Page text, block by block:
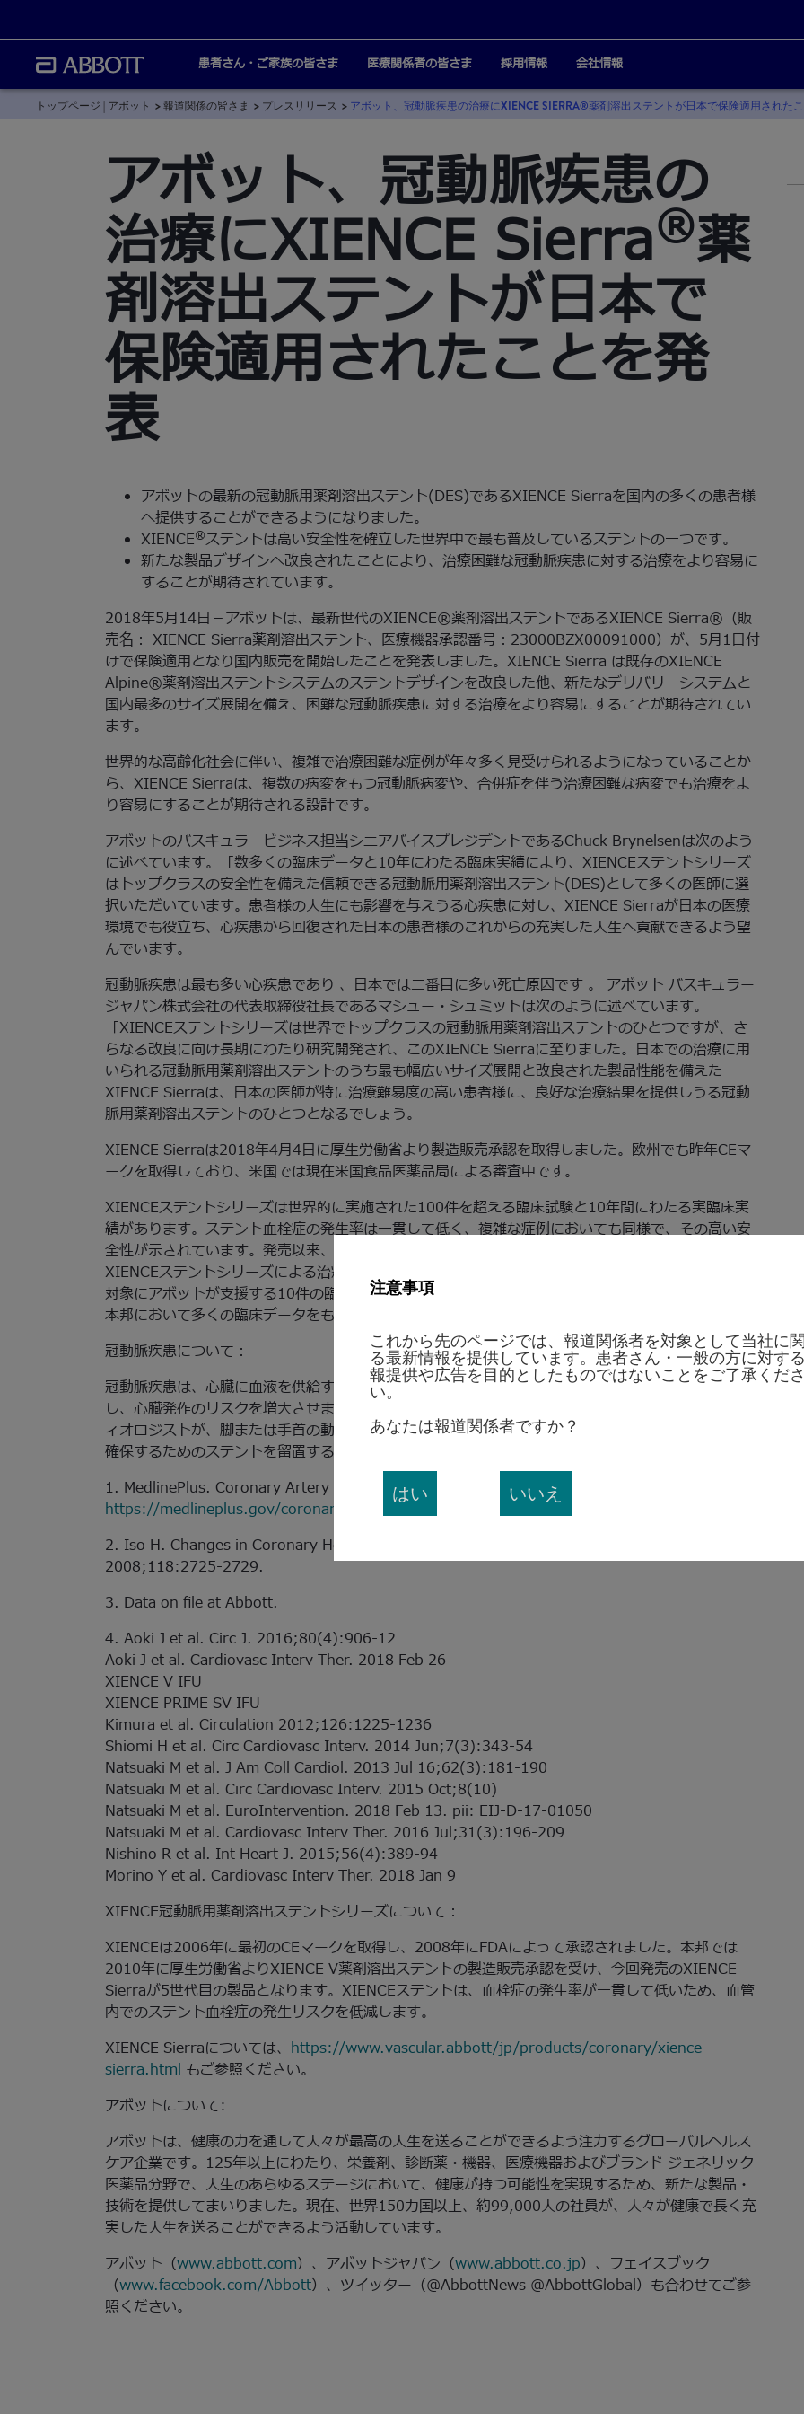
患者さん・ご家族の皆さま 医療関係者の皆さま 採用情報 会社情報
トップページ | アボット 報道関係の皆さま プレスリリース アボット、冠動脈疾患の治療にXIENCE SIERRA®薬剤溶出ステントが日本で保険適用された
アボット、冠動脈疾患の
治療にXIENCE Sierra®薬
剤溶出ステントが日本で
保険適用されたことを発
表
アボットの最新の冠動脈用薬剤溶出ステント(DES)であるXIENCE Sierraを国内の多くの患者様
へ提供することができるようになりました。
XIENCE®ステントは高い安全性を確立した世界中で最も普及しているステントの一つです。
新たな製品デザインへ改良されたことにより、治療困難な冠動脈疾患に対する治療をより容易に
することが期待されています。
2018年5月14日－アボットは、最新世代のXIENCE®薬剤溶出ステントであるXIENCE Sierra®（販
売名： XIENCE Sierra薬剤溶出ステント、医療機器承認番号：23000BZX00091000）が、5月1日付
けで保険適用となり国内販売を開始したことを発表しました。XIENCE Sierra は既存のXIENCE
Alpine®薬剤溶出ステントシステムのステントデザインを改良した他、新たなデリバリーシステムと
国内最多のサイズ展開を備え、困難な冠動脈疾患に対する治療をより容易にすることが期待されてい
ます。
世界的な高齢化社会に伴い、複雑で治療困難な症例が年々多く見受けられるようになっていることか
ら、XIENCE Sierraは、複数の病変をもつ冠動脈病変や、合併症を伴う治療困難な病変でも治療をよ
り容易にすることが期待される設計です。
アボットのバスキュラービジネス担当シニアバイスプレジデントであるChuck Brynelsenは次のよう
に述べています。「数多くの臨床データと10年にわたる臨床実績により、XIENCEステントシリーズ
はトップクラスの安全性を備えた信頼できる冠動脈用薬剤溶出ステント(DES)として多くの医師に選
択いただいています。患者様の人生にも影響を与えうる心疾患に対し、XIENCE Sierraが日本の医療
環境でも役立ち、心疾患から回復された日本の患者様のこれからの充実した人生へ貢献できるよう望
んでいます。
冠動脈疾患は最も多い心疾患であり 、日本では二番目に多い死亡原因です 。 アボット バスキュラー
ジャパン株式会社の代表取締役社長であるマシュー・シュミットは次のように述べています。
「XIENCEステントシリーズは世界でトップクラスの冠動脈用薬剤溶出ステントのひとつですが、さ
らなる改良に向け長期にわたり研究開発され、このXIENCE Sierraに至りました。日本での治療に用
いられる冠動脈用薬剤溶出ステントのうち最も幅広いサイズ展開と改良された製品性能を備えた
XIENCE Sierraは、日本の医師が特に治療難易度の高い患者様に、良好な治療結果を提供しうる冠動
脈用薬剤溶出ステントのひとつとなるでしょう。
XIENCE Sierraは2018年4月4日に厚生労働省より製造販売承認を取得しました。欧州でも昨年CEマ
ークを取得しており、米国では現在米国食品医薬品局による審査中です。
XIENCEステントシリーズは世界的に実施された100件を超える臨床試験と10年間にわたる実臨床実
績があります。ステント血栓症の発生率は一貫して低く、複雑な症例においても同様で、その高い安
全性が示されています。発売以来、世界中で800万人を超える患者様が
XIENCEステントシリーズによる治療を受けており 、日本国内においても、7,500名以上の患者様を
対象にアボットが支援する10件の臨床試験 をはじめ、多数の医師主導型臨床試験が実施されており、
本邦において多くの臨床データをもつ薬剤溶出ステントの一つです。
冠動脈疾患について：
冠動脈疾患は、心臓に血液を供給する動脈が硬化・狭窄すると発症し、胸痛または息切れを引き起こ
し、心臓発作のリスクを増大させます。冠動脈疾患に対する治療では、インターベンショナルカーデ
ィオロジストが、脚または手首の動脈を経由してカテーテルを挿入し、狭窄した血管を拡げて血流を
確保するためのステントを留置する、非外科的な経皮的冠動脈形成術を実施します。
1. MedlinePlus. Coronary Artery Disease. Available on
https://medlineplus.gov/coronaryarterydisease.html
. Accessed April 24, 2018.
2. Iso H. Changes in Coronary Heart Disease Risk Among Japanese. Circulation.
2008;118:2725-2729.
3. Data on file at Abbott.
4. Aoki J et al. Circ J. 2016;80(4):906-12
Aoki J et al. Cardiovasc Interv Ther. 2018 Feb 26
XIENCE V IFU
XIENCE PRIME SV IFU
Kimura et al. Circulation 2012;126:1225-1236
Shiomi H et al. Circ Cardiovasc Interv. 2014 Jun;7(3):343-54
Natsuaki M et al. J Am Coll Cardiol. 2013 Jul 16;62(3):181-190
Natsuaki M et al. Circ Cardiovasc Interv. 2015 Oct;8(10)
Natsuaki M et al. EuroIntervention. 2018 Feb 13. pii: EIJ-D-17-01050
Natsuaki M et al. Cardiovasc Interv Ther. 2016 Jul;31(3):196-209
Nishino R et al. Int Heart J. 2015;56(4):389-94
Morino Y et al. Cardiovasc Interv Ther. 2018 Jan 9
XIENCE冠動脈用薬剤溶出ステントシリーズについて：
XIENCEは2006年に最初のCEマークを取得し、2008年にFDAによって承認されました。本邦では
2010年に厚生労働省よりXIENCE V薬剤溶出ステントの製造販売承認を受け、今回発売のXIENCE
Sierraが5世代目の製品となります。XIENCEステントは、血栓症の発生率が一貫して低いため、血管
内でのステント血栓症の発生リスクを低減します。
XIENCE Sierraについては、 https://www.vascular.abbott/jp/products/coronary/xience-
sierra.html もご参照ください。
アボットについて:
アボットは、健康の力を通して人々が最高の人生を送ることができるよう注力するグローバルヘルス
ケア企業です。125年以上にわたり、栄養剤、診断薬・機器、医療機器およびブランド ジェネリック
医薬品分野で、人生のあらゆるステージにおいて、健康が持つ可能性を実現するため、新たな製品・
技術を提供してまいりました。現在、世界150カ国以上、約99,000人の社員が、人々が健康で長く充
実した人生を送ることができるよう活動しています。
アボット（www.abbott.com）、アボットジャパン（www.abbott.co.jp）、フェイスブック
（www.facebook.com/Abbott）、ツイッター（@AbbottNews @AbbottGlobal）も合わせてご参
照ください。
注意事項
これから先のページでは、報道関係者を対象として当社に
る最新情報を提供しています。患者さん・一般の方に対す
報提供や広告を目的としたものではないことをご了承くださ
い。
あなたは報道関係者ですか？
はい いいえ